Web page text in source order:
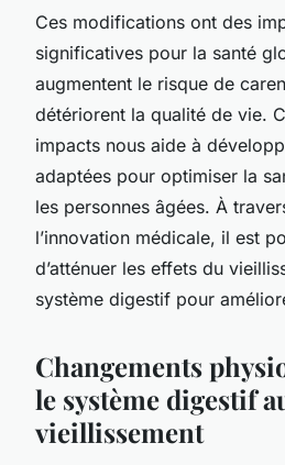
Ces modifications ont des
significatives pour la santé
augmentent le risque de
détériorent la qualité de vie.
impacts nous aide à
adaptées pour optimiser la
les personnes âgées. À
l’innovation médicale, il est
d’atténuer les effets du
système digestif pour
Changements
le système digestif
vieillissement